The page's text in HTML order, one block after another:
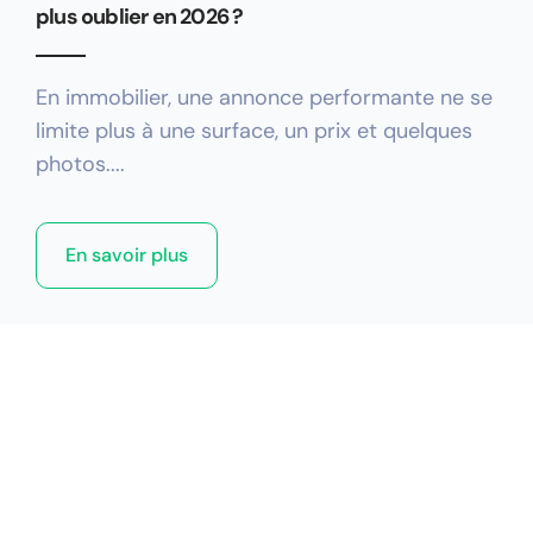
plus oublier en 2026 ?
En immobilier, une annonce performante ne se
limite plus à une surface, un prix et quelques
photos....
En savoir plus